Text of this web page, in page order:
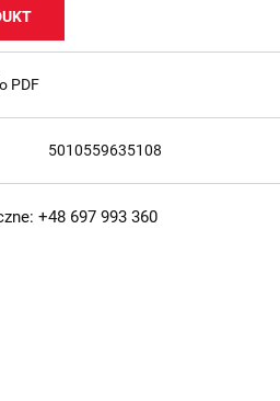
PDF
5010559635108
+48 697 993 360